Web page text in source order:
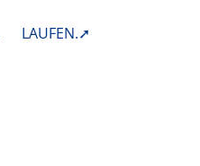
LAUFEN.➚